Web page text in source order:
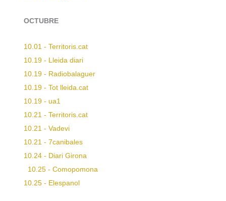
OCTUBRE
10.01 - Territoris.cat
10.19 - Lleida diari
10.19 - Radiobalaguer
10.19 - Tot lleida.cat
10.19 - ua1
10.21 - Territoris.cat
10.21 - Vadevi
10.21 - 7canibales
10.24 - Diari Girona
10.25 - Comopomona
10.25 - Elespanol